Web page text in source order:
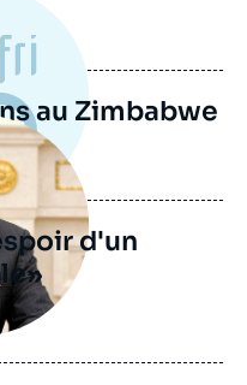
au Zimbabwe
d'un